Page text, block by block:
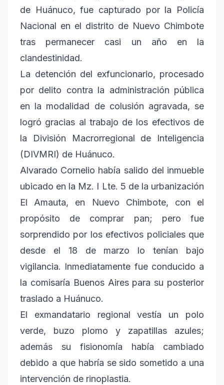
de Huánuco, fue capturado por la Policía
Nacional en el distrito de Nuevo Chimbote
tras permanecer casi un año en la
clandestinidad.
La detención del exfuncionario, procesado
por delito contra la administración pública
en la modalidad de colusión agravada, se
logró gracias al trabajo de los efectivos de
la División Macrorregional de Inteligencia
(DIVMRI) de Huánuco.
Alvarado Cornelio había salido del inmueble
ubicado en la Mz. I Lte. 5 de la urbanización
El Amauta, en Nuevo Chimbote, con el
propósito de comprar pan; pero fue
sorprendido por los efectivos policiales que
desde el 18 de marzo lo tenían bajo
vigilancia. Inmediatamente fue conducido a
la comisaría Buenos Aires para su posterior
traslado a Huánuco.
El exmandatario regional vestía un polo
verde, buzo plomo y zapatillas azules;
además su fisionomía había cambiado
debido a que habría se sido sometido a una
intervención de rinoplastia.